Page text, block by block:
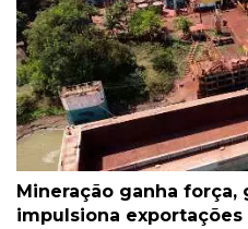
Mineração ganha força,
impulsiona exportações